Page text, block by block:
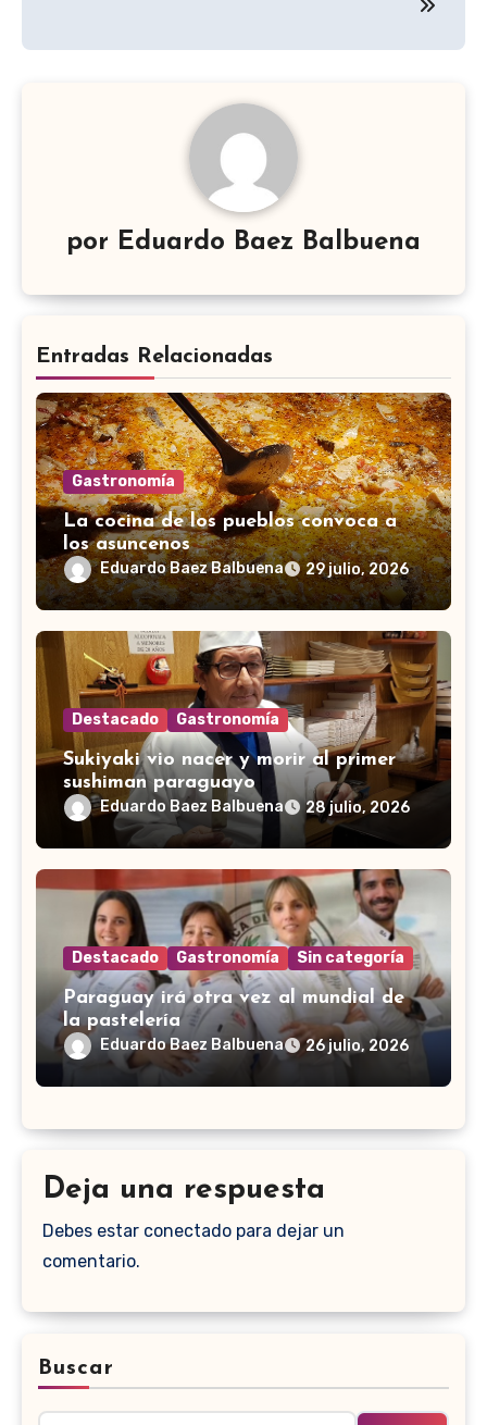
por Eduardo Baez Balbuena
Entradas Relacionadas
Gastronomía
La cocina de los pueblos convoca a
los asuncenos
Eduardo Baez Balbuena 29 julio, 2026
Destacado Gastronomía
Sukiyaki vio nacer y morir al primer
sushiman paraguayo
Eduardo Baez Balbuena 28 julio, 2026
Destacado Gastronomía Sin categoría
Paraguay irá otra vez al mundial de
la pastelería
Eduardo Baez Balbuena 26 julio, 2026
Deja una respuesta
Debes estar conectado para dejar un
comentario.
Buscar